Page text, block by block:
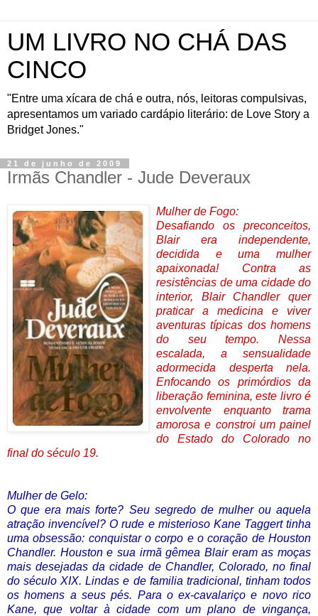
UM LIVRO NO CHÁ DAS
CINCO
"Entre uma xícara de chá e outra, nós, leitoras compulsivas,
apresentamos um variado cardápio literário: de Love Story a
Bridget Jones."
21 de junho de 2009
Irmãs Chandler - Jude Deveraux
Mulher de Fogo:
Desafiando os preconceitos,
Blair era independente,
decidida e uma mulher
apaixonada! Contra as
resistências de uma cidade do
interior, Blair Chandler quer
praticar a medicina e viver
aventuras típicas dos homens
do seu tempo. Nessa
escalada, a sensualidade
adormecida desperta nela.
Enfocando os primórdios da
liberação feminina, este livro é
envolvente enquanto trama
amorosa e constroi um painel
do Estado do Colorado no
final do século 19.
Mulher de Gelo:
O que era mais forte? Seu segredo de mulher ou aquela
atração invencível? O rude e misterioso Kane Taggert tinha
uma obsessão: conquistar o corpo e o coração de Houston
Chandler. Houston e sua irmã gêmea Blair eram as moças
mais desejadas da cidade de Chandler, Colorado, no final
do século XIX. Lindas e de familia tradicional, tinham todos
os homens a seus pés. Para o ex-cavalariço e novo rico
Kane, que voltar à cidade com um plano de vingança,